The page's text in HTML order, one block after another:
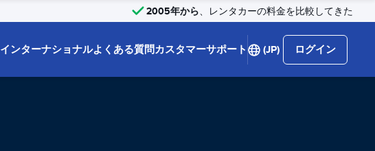
2005年から、レンタカーの料金を比較してきた
インターナショナルよくある質問カスタマーサポート (JP) ログイン